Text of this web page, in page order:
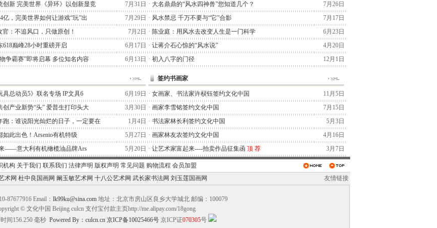
创新 完美世界《异环》以创新显竞
7月31日
亿，完美世界如何让游戏“玩”出
7月29日
：不追风口，只做原创！
7月2日
618巅峰28小时重磅开启
6月17日
争霸赛”即将启幕 多位知名内容 6月13日
· 大名鼎鼎的“风水四神兽”您知道几个？
7月26日
· 风水禁忌 千万不要与“它”合影
7月17日
· 陈业庭：用风水去改变人生是一门科学
6月23日
· 让蒋介石心惊的“风水说”
4月20日
· 初入八字的门径 12月1日
具总动员5》联名专场 IP文具6
6月19日
创产业新势“头” 爱普生打印头大
3月30日
跑：谁说阳光灿烂的日子，一定要在
1月4日
如此出色！Arsenio有机特级
5月27日
——意大利有机橄榄油品牌Ars 5月20日
签约书画家
· 女画家、书法家许棂钰签约文化中国
11月5日
· 画家李雪铭签约文化中国
7月15日
· 书法家林长利签约文化中国
5月3日
· 画家林友农签约文化中国
4月16日
· 让艺术家富起来----拍卖作品征集函 顶 荐 3月7日
机构 关于我们 联系我们 法律声明 版权声明 常见问题 购物流程 会员加盟
术网 杜中良国画网 阚玉敏艺术网 十八公艺术网 武长家书法网 刘玉莲国画网 友情链接
87677916 Email： lk99ku@sina.com地址：北京市房山区良乡大学城北 邮编：100079
© 文化中国 Beijing culcn 支付宝付款主页http://me.alipay.com/18gong
间156.250 毫秒 Powered By：culcn.cn 京ICP备10025466号 京ICP证070305号